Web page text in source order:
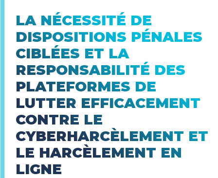
LA NÉCESSITÉ DE
DISPOSITIONS PÉNALES
CIBLÉES ET LA
RESPONSABILITÉ DES
PLATEFORMES DE
LUTTER EFFICACEMENT
CONTRE LE
CYBERHARCÈLEMENT ET
LE HARCÈLEMENT EN
LIGNE